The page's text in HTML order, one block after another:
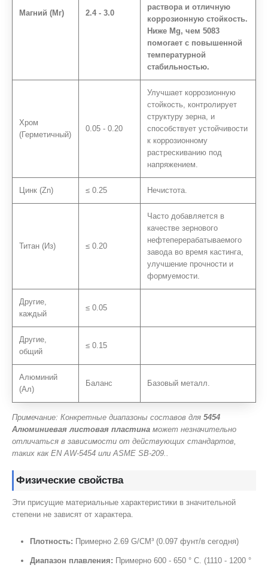
Магний (Мг) 2.4 - 3.0
раствора и отличную
коррозионную стойкость.
Ниже Mg, чем 5083
помогает с повышенной
температурной
стабильностью.
Хром
(Герметичный)
0.05 - 0.20
Улучшает коррозионную
стойкость, контролирует
структуру зерна, и
способствует устойчивости
к коррозионному
растрескиванию под
напряжением.
Цинк (Zn) ≤ 0.25 Нечистота.
Титан (Из) ≤ 0.20
Часто добавляется в
качестве зернового
нефтеперерабатываемого
завода во время кастинга,
улучшение прочности и
формуемости.
Другие,
каждый
≤ 0.05
Другие,
общий
≤ 0.15
Алюминий
(Ал)
Баланс Базовый металл.
Примечание: Конкретные диапазоны составов для 5454
Алюминиевая листовая пластина может незначительно
отличаться в зависимости от действующих стандартов,
таких как EN AW-5454 или ASME SB-209..
Физические свойства
Эти присущие материальные характеристики в значительной
степени не зависят от характера.
Плотность: Примерно 2.69 G/CM³ (0.097 фунт/в сегодня)
Диапазон плавления: Примерно 600 - 650 ° C. (1110 - 1200 °